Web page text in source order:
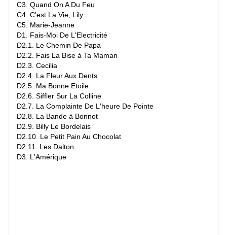
C3. Quand On A Du Feu
C4. C'est La Vie, Lily
C5. Marie-Jeanne
D1. Fais-Moi De L'Electricité
D2.1. Le Chemin De Papa
D2.2. Fais La Bise à Ta Maman
D2.3. Cecilia
D2.4. La Fleur Aux Dents
D2.5. Ma Bonne Etoile
D2.6. Siffler Sur La Colline
D2.7. La Complainte De L'heure De Pointe
D2.8. La Bande à Bonnot
D2.9. Billy Le Bordelais
D2.10. Le Petit Pain Au Chocolat
D2.11. Les Dalton
D3. L'Amérique